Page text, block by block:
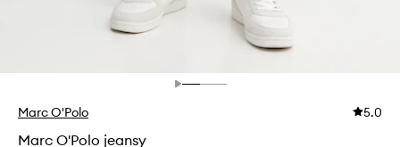
Marc O'Polo 5.0
Marc O'Polo jeansy